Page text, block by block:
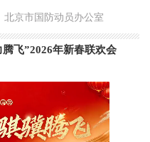
北京市国防动员办公室
飞”2026年新春联欢会